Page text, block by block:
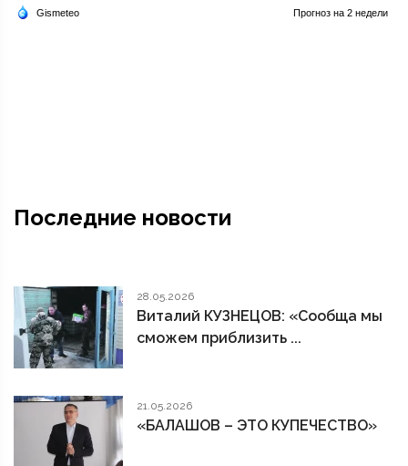
Последние новости
28.05.2026
Виталий КУЗНЕЦОВ: «Сообща мы
сможем приблизить ...
21.05.2026
«БАЛАШОВ – ЭТО КУПЕЧЕСТВО»